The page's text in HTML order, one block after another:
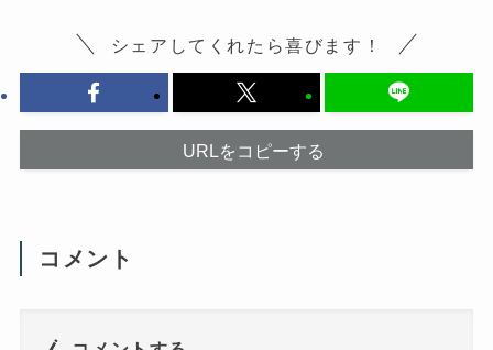
さ
新
し
ィ
き
ま
す
)
シェアしてくれたら喜びます！
URLをコピーする
コメント